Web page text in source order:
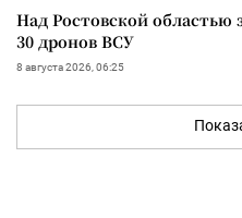
Над Ростовской областью
30 дронов ВСУ
8 августа 2026, 06:25